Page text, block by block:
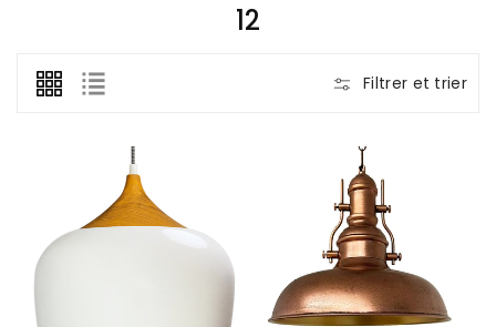
C
O
N
12
Filtrer et trier